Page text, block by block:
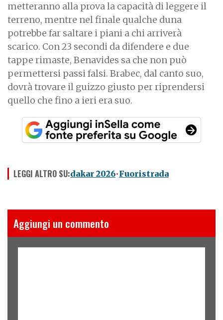
metteranno alla prova la capacità di leggere il
terreno, mentre nel finale qualche duna
potrebbe far saltare i piani a chi arriverà
scarico. Con 23 secondi da difendere e due
tappe rimaste, Benavides sa che non può
permettersi passi falsi. Brabec, dal canto suo,
dovrà trovare il guizzo giusto per riprendersi
quello che fino a ieri era suo.
LEGGI ALTRO SU:dakar 2026 Fuoristrada
Aggiungi un commento